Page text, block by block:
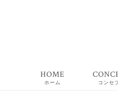
HOME
ホーム コンセ